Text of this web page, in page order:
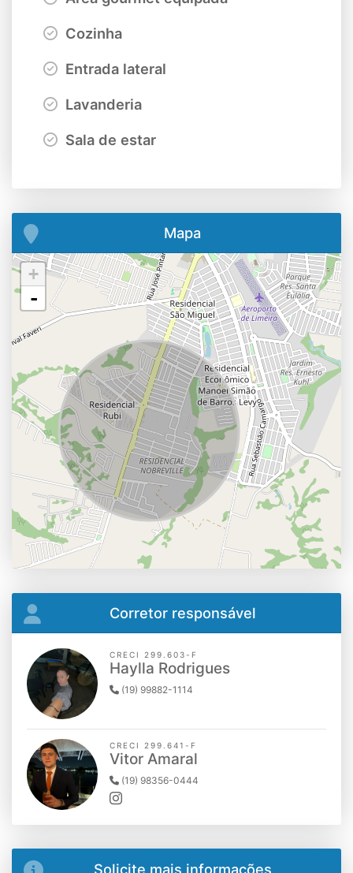
Cozinha
Entrada lateral
Lavanderia
Sala de estar
Mapa
+
-
Corretor responsável
CRECI 299.603-F
Haylla Rodrigues
(19) 99882-1114
CRECI 299.641-F
Vitor Amaral
(19) 98356-0444
Solicite mais informações